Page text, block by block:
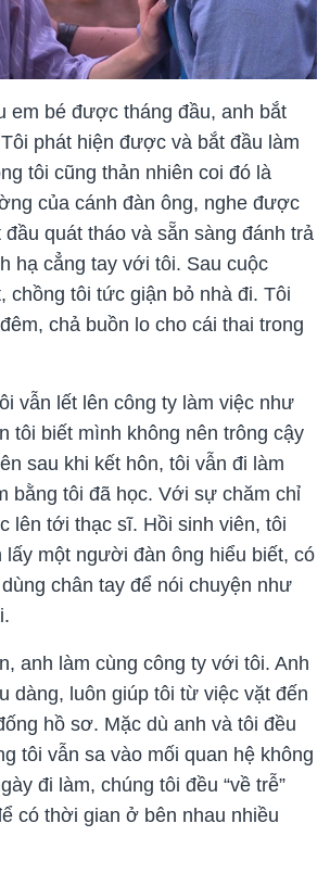
em bé được tháng đầu, anh bắt
phát hiện được và bắt đầu làm
tôi cũng thản nhiên coi đó là
của cánh đàn ông, nghe được
quát tháo và sẵn sàng đánh trả
hạ cẳng tay với tôi. Sau cuộc
chồng tôi tức giận bỏ nhà đi. Tôi
chả buồn lo cho cái thai trong
vẫn lết lên công ty làm việc như
tôi biết mình không nên trông cậy
sau khi kết hôn, tôi vẫn đi làm
bằng tôi đã học. Với sự chăm chỉ
lên tới thạc sĩ. Hồi sinh viên, tôi
lấy một người đàn ông hiểu biết, có
chân tay để nói chuyện như
anh làm cùng công ty với tôi. Anh
dàng, luôn giúp tôi từ việc vặt đến
hồ sơ. Mặc dù anh và tôi đều
tôi vẫn sa vào mối quan hệ không
đi làm, chúng tôi đều “về trễ”
có thời gian ở bên nhau nhiều